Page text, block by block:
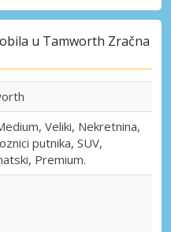
u Tamworth Zračna
Veliki, Nekretnina,
putnika, SUV,
Premium.